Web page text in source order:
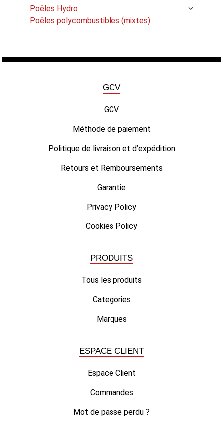
Poêles Hydro
Poêles polycombustibles (mixtes)
GCV
GCV
Méthode de paiement
Politique de livraison et d’expédition
Retours et Remboursements
Garantie
Privacy Policy
Cookies Policy
PRODUITS
Tous les produits
Categories
Marques
ESPACE CLIENT
Espace Client
Commandes
Mot de passe perdu ?